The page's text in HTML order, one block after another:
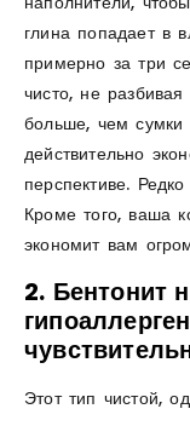
глина попадает в
примерно за три
чисто, не
больше, чем сумки
действительно
перспективе.
Кроме того, ваша
экономит вам
2. Бентонит
Этот тип чистой,